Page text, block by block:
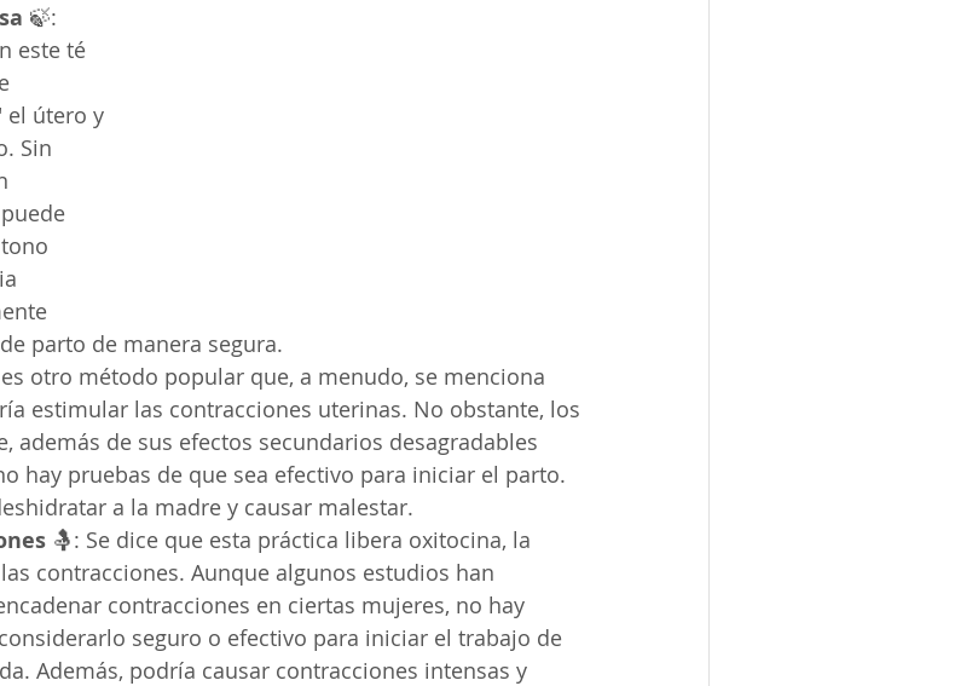
🍃:
este té
el útero y
Sin
parto de manera segura.
es otro método popular que, a menudo, se menciona
estimular las contracciones uterinas. No obstante, los
además de sus efectos secundarios desagradables
hay pruebas de que sea efectivo para iniciar el parto.
a la madre y causar malestar.
🤱: Se dice que esta práctica libera oxitocina, la
contracciones. Aunque algunos estudios han
contracciones en ciertas mujeres, no hay
seguro o efectivo para iniciar el trabajo de
Además, podría causar contracciones intensas y